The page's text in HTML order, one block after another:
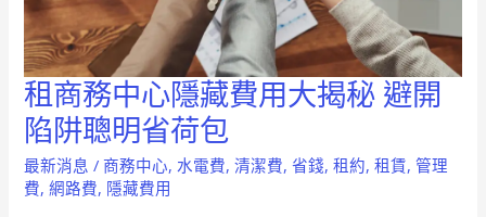
租商務中心隱藏費用大揭秘 避開
陷阱聰明省荷包
最新消息 / 商務中心,水電費,清潔費,省錢,租約,租賃,管理
費,網路費, 隱藏費用
租
商
務
中